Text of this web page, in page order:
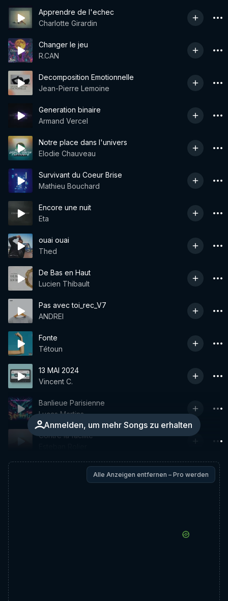
Apprendre de l'echec
Charlotte Girardin
Changer le jeu
R.CAN
Decomposition Emotionnelle
Jean-Pierre Lemoine
Generation binaire
Armand Vercel
Notre place dans l'univers
Elodie Chauveau
Survivant du Coeur Brise
Mathieu Bouchard
Encore une nuit
Eta
ouai ouai
Thed
De Bas en Haut
Lucien Thibault
Pas avec toi_rec_V7
ANDREI
Fonte
Tétoun
13 MAI 2024
Vincent C.
Anmelden, um mehr Songs zu erhalten
Banlieue Parisienne
Lucas Martins
Contre la facilite
Alle Anzeigen entfernen – Pro werden